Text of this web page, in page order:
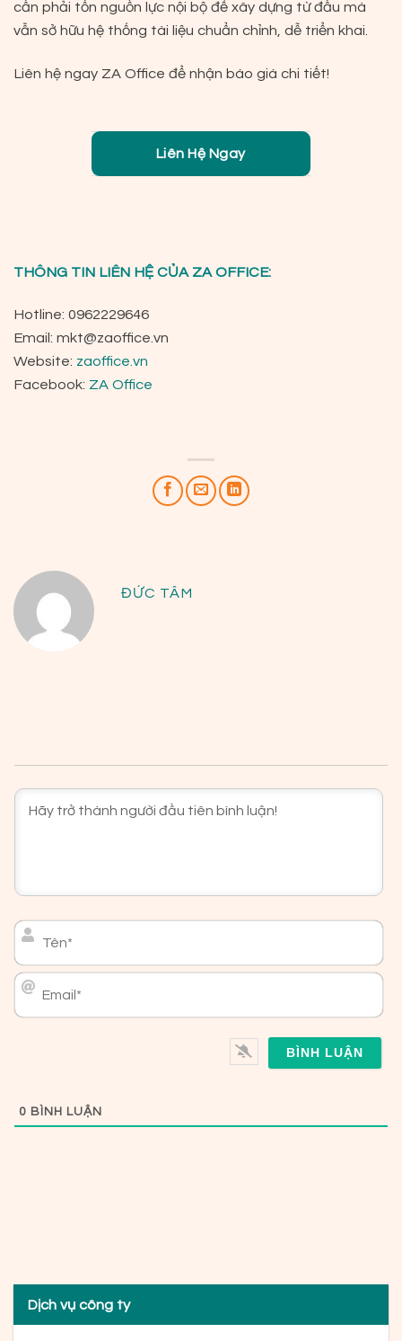
cần phải tốn nguồn lực nội bộ để xây dựng từ đầu mà
vẫn sở hữu hệ thống tài liệu chuẩn chỉnh, dễ triển khai.
Liên hệ ngay ZA Office để nhận báo giá chi tiết!
Liên Hệ Ngay
THÔNG TIN LIÊN HỆ CỦA ZA OFFICE:
Hotline: 0962229646
Email: mkt@zaoffice.vn
Website: zaoffice.vn
Facebook: ZA Office
ĐỨC TÂM
Tên*
0 BÌNH LUẬN
Dịch vụ công ty